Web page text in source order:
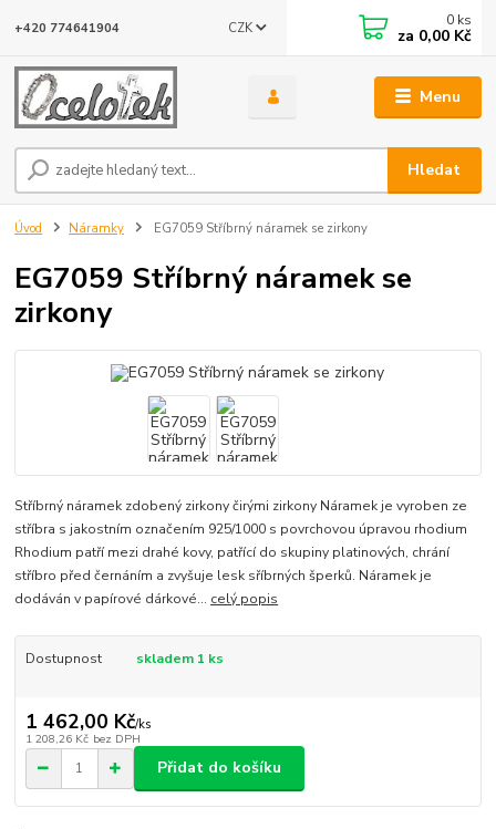
Menu
CZK
Hledat
+420 774641904 0 ks
za 0,00 Kč
Úvod Náramky EG7059 Stříbrný náramek se zirkony
EG7059 Stříbrný náramek se
zirkony
Stříbrný náramek zdobený zirkony čirými zirkony Náramek je vyroben ze
stříbra s jakostním označením 925/1000 s povrchovou úpravou rhodium
Rhodium patří mezi drahé kovy, patřící do skupiny platinových, chrání
stříbro před černáním a zvyšuje lesk sříbrných šperků. Náramek je
dodáván v papírové dárkové... celý popis
Dostupnost skladem 1 ks
1 462,00 Kč/ks
1 208,26 Kč bez DPH
Přidat do košíku